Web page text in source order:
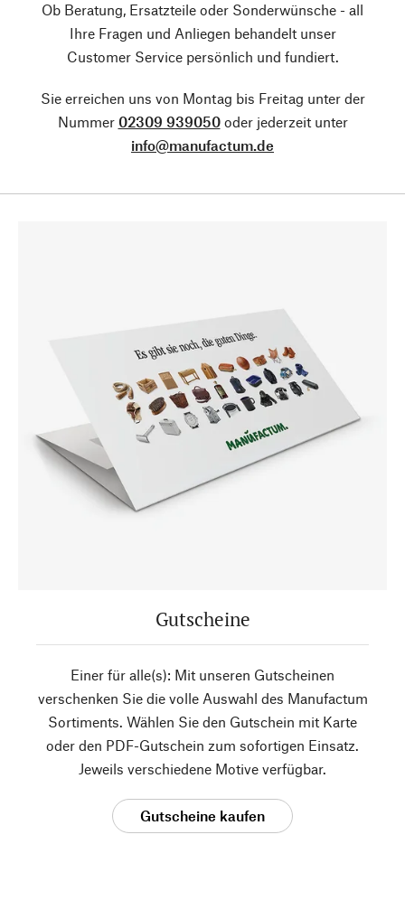
Ob Beratung, Ersatzteile oder Sonderwünsche - all
Ihre Fragen und Anliegen behandelt unser
Customer Service persönlich und fundiert.
Sie erreichen uns von Montag bis Freitag unter der
Nummer 02309 939050oder jederzeit unter
info@manufactum.de
Gutscheine
Einer für alle(s): Mit unseren Gutscheinen
verschenken Sie die volle Auswahl des Manufactum
Sortiments. Wählen Sie den Gutschein mit Karte
oder den PDF-Gutschein zum sofortigen Einsatz.
Jeweils verschiedene Motive verfügbar.
Gutscheine kaufen